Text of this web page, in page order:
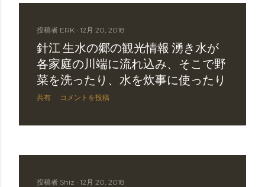
投稿者 ERK 12月 20, 2018
針江 生水の郷の観光情報 湧き水が
各家庭の川端に流れ込み、そこで野
菜を洗ったり、水を炊事に使ったり
共有 コメントを投稿
投稿者 Shiz 12月 20, 2018